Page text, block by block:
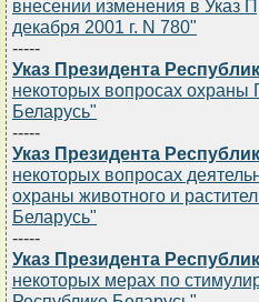
внесении изменения в Указ
декабря 2001 г. N 780"
-----
Указ Президента
некоторых вопросах охраны
Беларусь"
-----
Указ Президента
некоторых вопросах
охраны животного и
Беларусь"
-----
Указ Президента
некоторых мерах по